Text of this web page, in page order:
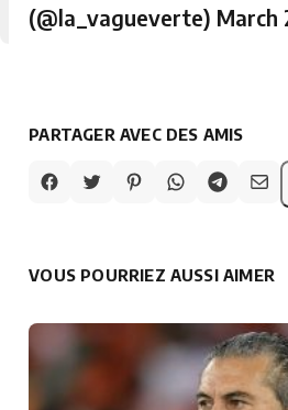
(@la_vagueverte) March
PARTAGER AVEC DES AMIS
VOUS POURRIEZ AUSSI AIMER